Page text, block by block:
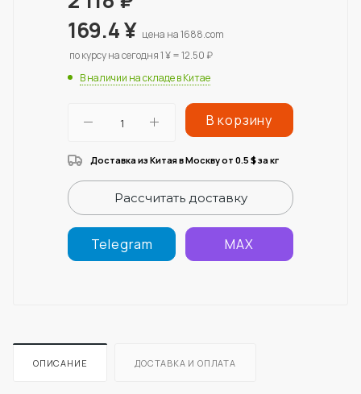
169.4¥ цена на 1688.com
по курсу на сегодня 1 ¥ = 12.50 ₽
В наличии на складе в Китае
В корзину
Доставка из Китая в Москву от 0.5 $за кг
Рассчитать доставку
Telegram MAX
ОПИСАНИЕ ДОСТАВКА И ОПЛАТА